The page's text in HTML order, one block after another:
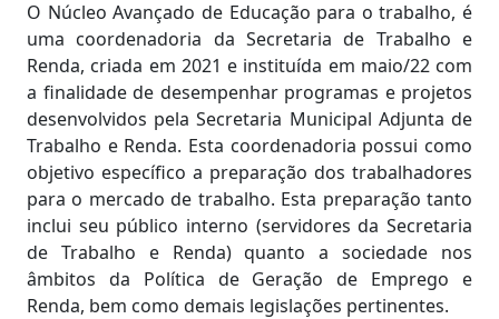
O Núcleo Avançado de Educação para o trabalho, é
uma coordenadoria da Secretaria de Trabalho e
Renda, criada em 2021 e instituída em maio/22 com
a finalidade de desempenhar programas e projetos
desenvolvidos pela Secretaria Municipal Adjunta de
Trabalho e Renda. Esta coordenadoria possui como
objetivo específico a preparação dos trabalhadores
para o mercado de trabalho. Esta preparação tanto
inclui seu público interno (servidores da Secretaria
de Trabalho e Renda) quanto a sociedade nos
âmbitos da Política de Geração de Emprego e
Renda, bem como demais legislações pertinentes.